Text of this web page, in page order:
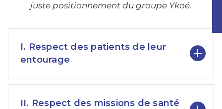
juste positionnement du groupe Ykoé.
I. Respect des patients de leur
entourage
II. Respect des missions de santé